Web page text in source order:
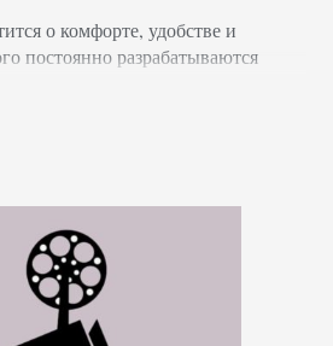
о комфорте, удобстве и
постоянно разрабатываются
Бан также доступен для
хочет закрыть доступ к своему
ли, когда…